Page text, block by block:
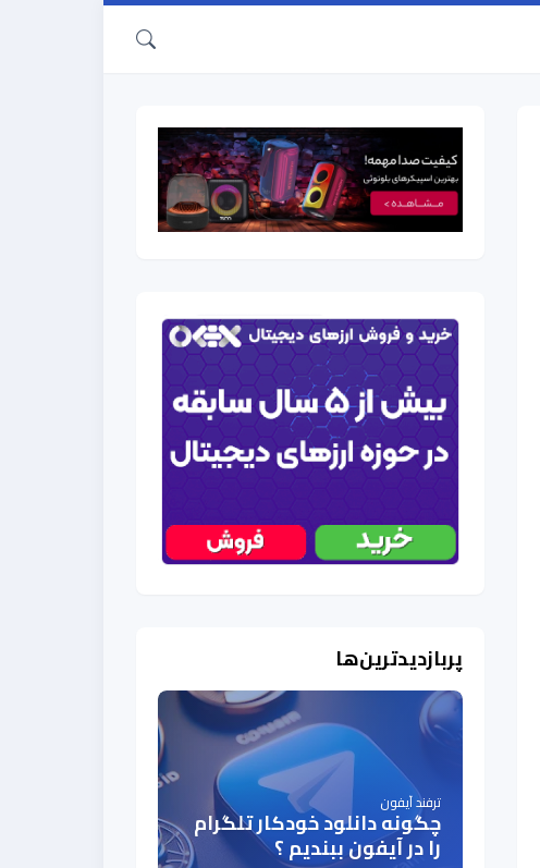
پربازدیدترین‌ها
ترفند آیفون
چگونه دانلود خودکار تلگرام
را در آیفون ببندیم ؟